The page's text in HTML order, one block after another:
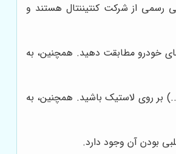
رسمی از شرکت کنتیننتال هستند و
خودرو مطابقت دهید. همچنین، به
بر روی لاستیک باشید. همچنین، به
بودن آن وجود دارد.